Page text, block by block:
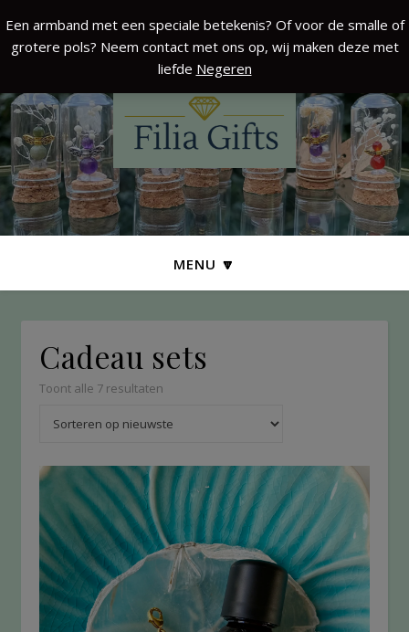
Een armband met een speciale betekenis? Of voor de smalle of
grotere pols? Neem contact met ons op, wij maken deze met
liefde Negeren
MENU 🔽
Cadeau sets
Toont alle 7 resultaten